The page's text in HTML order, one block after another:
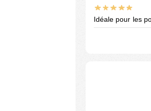
Idéale pour les